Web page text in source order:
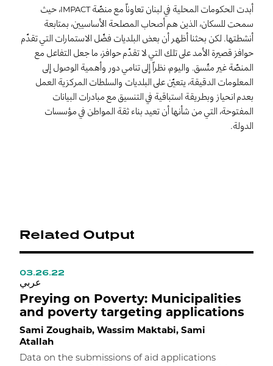
أبدت الحكومات المحلية في لبنان تعاوناً مع منصّةIMPACT، حيث
سمحت للسكان، الذين هم أصحاب المصلحة الأساسيين، بمتابعة
أنشطتها. لكن بحثنا أظهر أن بعض البلديات فضّل الاستمارات التي تقدّم
حوافز قصيرة الأمد على تلك التي لا تقدّم حوافز، ما جعل التفاعل مع
المنصّة غير متّسق. واليوم، نظراً إلى تنامي دور وأهمية الوصول إلى
المعلومات الدقيقة، يتعيّن على البلديات والسلطات المركزية العمل
بعدم انحياز وبطريقة استباقية في التنسيق مع مبادرات البيانات
المفتوحة، التي من شأنها أن تعيد بناء ثقة المواطن في مؤسسات
الدولة.
Related Output
03.26.22
عربي
Preying on Poverty: Municipalities
and poverty targeting applications
Sami Zoughaib, Wassim Maktabi, Sami
Atallah
Data on the submissions of aid applications